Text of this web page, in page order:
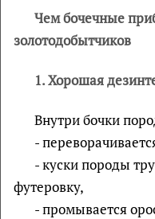
Чем бочечные
золотодобытчиков
1. Хорошая
Внутри бочки
-
- куски породы
футеровку,
- промывается